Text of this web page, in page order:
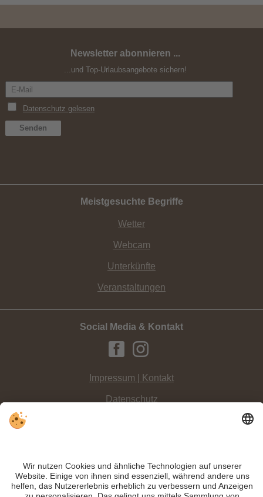
Spätsommer-Wochen 6+1
Newsletter abonnieren ...
...und Top-Urlaubsangebote sichern!
Meistgesuchte Begriffe
Wetter
Webcam
Unterkünfte
Veranstaltungen
Social Media & Kontakt
Impressum | Kontakt
Datenschutz
INFO:Durch das schönste Tal der Welt, das Fischleintal, führt die